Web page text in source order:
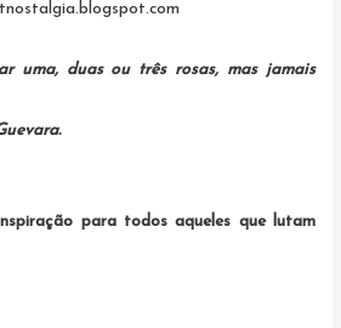
uma, duas ou três rosas, mas jamais
para todos aqueles que lutam